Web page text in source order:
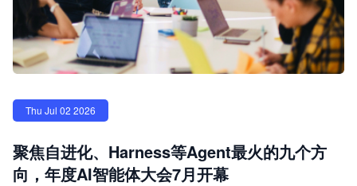
Thu Jul 02 2026
聚焦自进化、Harness等Agent最火的九个方
向，年度AI智能体大会7月开幕